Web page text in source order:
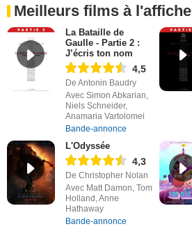
Meilleurs films à l'affiche
La Bataille de
Gaulle - Partie 2 :
J’écris ton nom
4,5
De Antonin Baudry
Avec Simon Abkarian,
Niels Schneider,
Anamaria Vartolomei
Bande-annonce
L'Odyssée
4,3
De Christopher Nolan
Avec Matt Damon, Tom
Holland, Anne
Hathaway
Bande-annonce